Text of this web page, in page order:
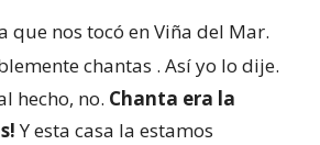
que nos tocó en Viña del Mar.
chantas . Así yo lo dije.
hecho, no. Chanta era la
Y esta casa la estamos